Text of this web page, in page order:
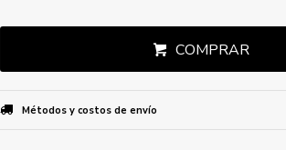
COMPRAR
Métodos y costos de envío